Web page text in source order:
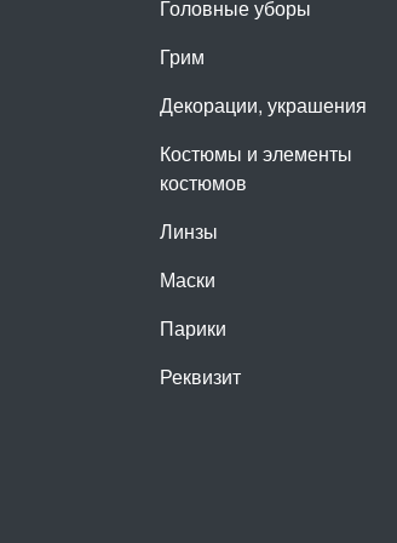
Головные уборы
Грим
Декорации, украшения
Костюмы и элементы
костюмов
Линзы
Маски
Парики
Реквизит